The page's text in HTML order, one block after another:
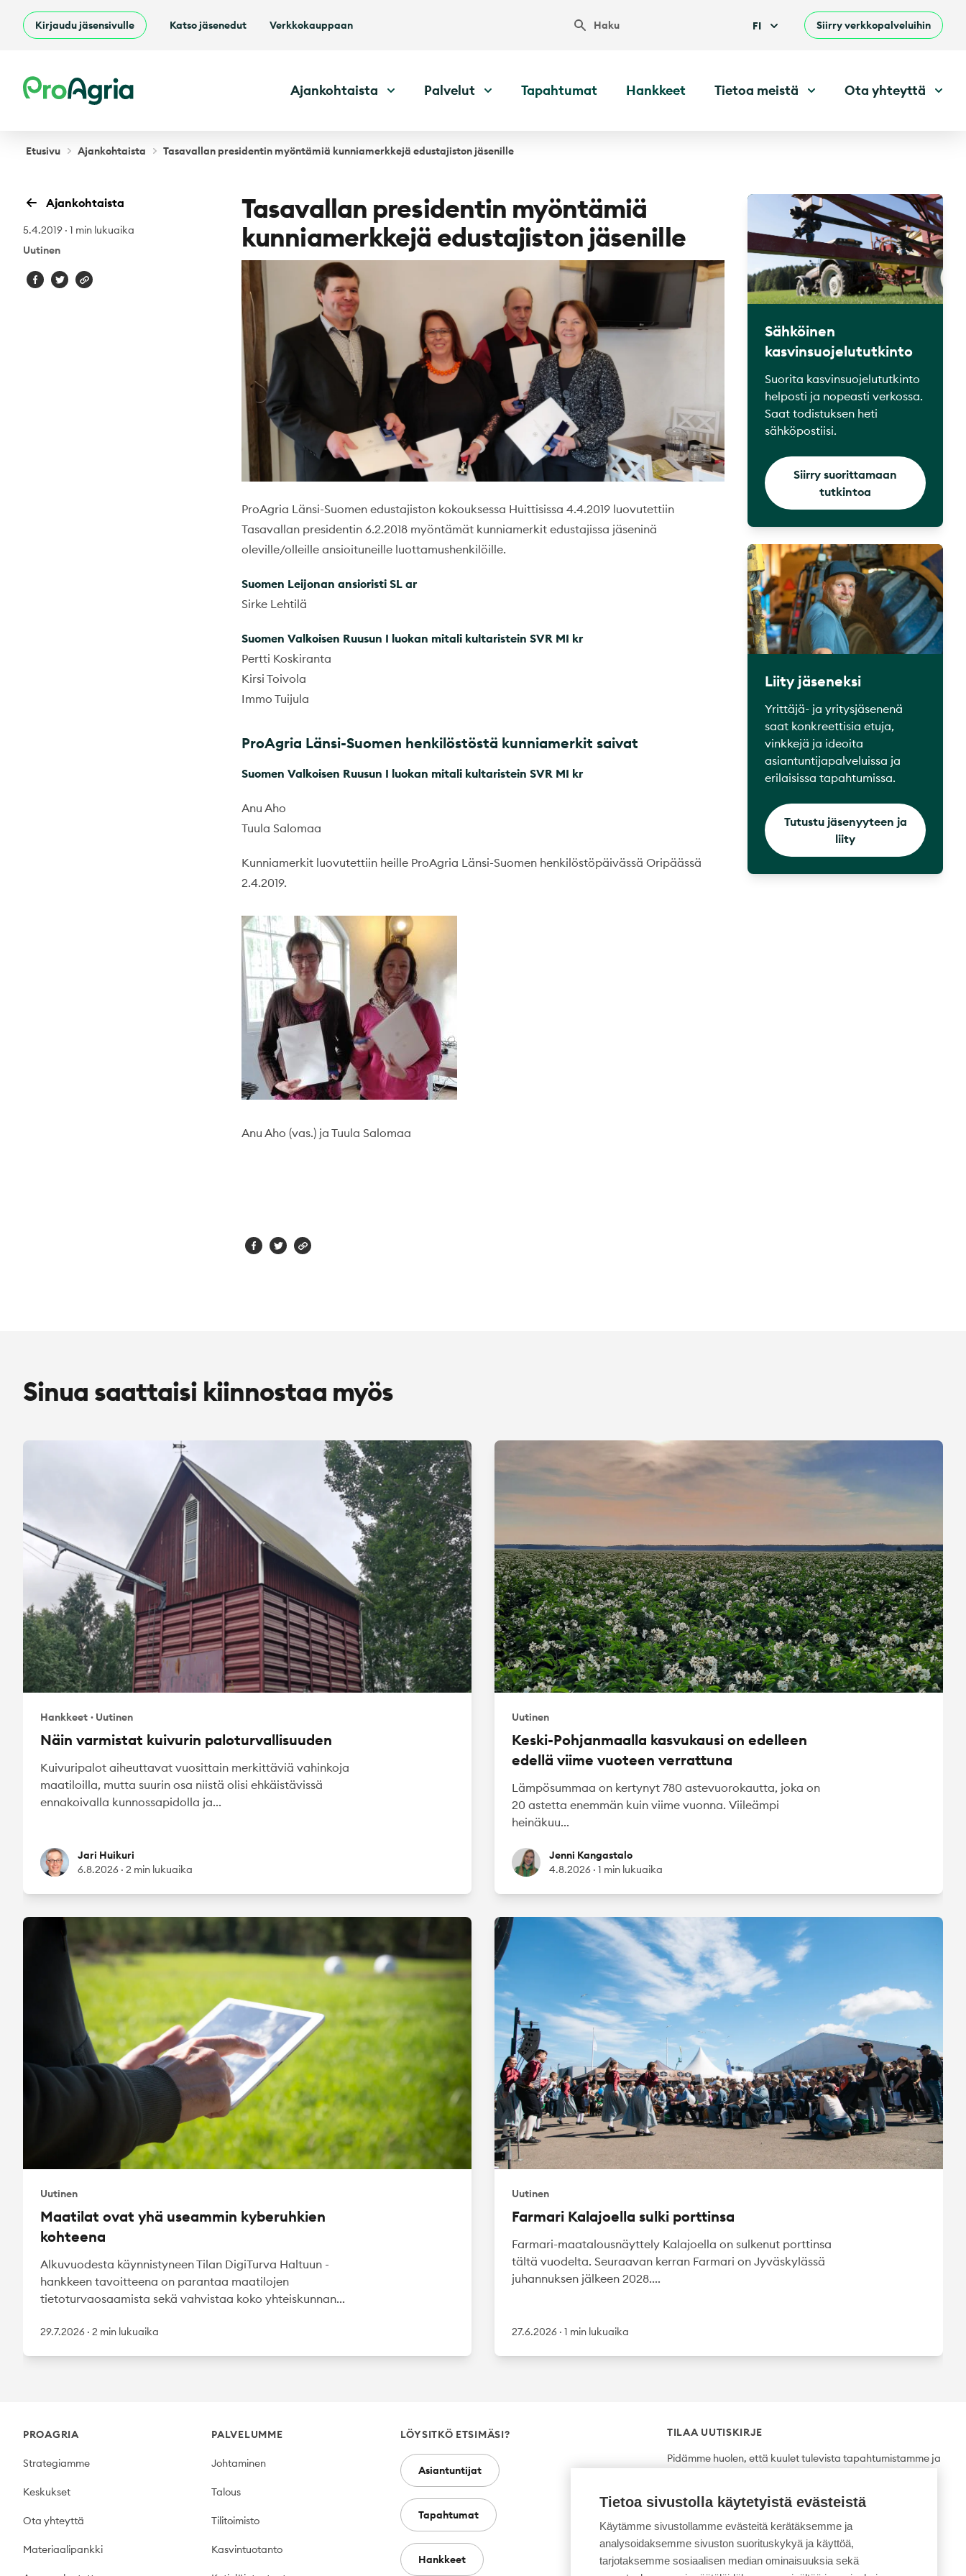
Kirjaudu jäsensivulle Katso jäsenedut Verkkokauppaan Haku FI Siirry verkkopalveluihin
ProAgria Ajankohtaista Palvelut Tapahtumat Hankkeet Tietoa meistä Ota yhteyttä
Etusivu Ajankohtaista Tasavallan presidentin myöntämiä kunniamerkkejä edustajiston jäsenille
Ajankohtaista
5.4.2019 · 1 min lukuaika
Uutinen
Tasavallan presidentin myöntämiä
kunniamerkkejä edustajiston jäsenille
ProAgria Länsi-Suomen edustajiston kokouksessa Huittisissa 4.4.2019 luovutettiin
Tasavallan presidentin 6.2.2018 myöntämät kunniamerkit edustajissa jäseninä
oleville/olleille ansioituneille luottamushenkilöille.
Suomen Leijonan ansioristi SL ar
Sirke Lehtilä
Suomen Valkoisen Ruusun I luokan mitali kultaristein SVR MI kr
Pertti Koskiranta
Kirsi Toivola
Immo Tuijula
ProAgria Länsi-Suomen henkilöstöstä kunniamerkit saivat
Suomen Valkoisen Ruusun I luokan mitali kultaristein SVR MI kr
Anu Aho
Tuula Salomaa
Kunniamerkit luovutettiin heille ProAgria Länsi-Suomen henkilöstöpäivässä Oripäässä
2.4.2019.
Anu Aho (vas.) ja Tuula Salomaa
Sähköinen
kasvinsuojelututkinto
Suorita kasvinsuojelututkinto
helposti ja nopeasti verkossa.
Saat todistuksen heti
sähköpostiisi.
Siirry suorittamaan
tutkintoa
Liity jäseneksi
Yrittäjä- ja yritysjäsenenä
saat konkreettisia etuja,
vinkkejä ja ideoita
asiantuntijapalveluissa ja
erilaisissa tapahtumissa.
Tutustu jäsenyyteen ja
liity
Sinua saattaisi kiinnostaa myös
Hankkeet · Uutinen
Näin varmistat kuivurin paloturvallisuuden
Kuivuripalot aiheuttavat vuosittain merkittäviä vahinkoja
maatiloilla, mutta suurin osa niistä olisi ehkäistävissä
ennakoivalla kunnossapidolla ja...
Jari HuikuriJari Huikuri
6.8.2026 · 2 min lukuaika
Uutinen
Keski-Pohjanmaalla kasvukausi on edelleen
edellä viime vuoteen verrattuna
Lämpösummaa on kertynyt 780 astevuorokautta, joka on
20 astetta enemmän kuin viime vuonna. Viileämpi
heinäkuu...
Jenni Kangastalo
Jenni Kangastalo
4.8.2026 · 1 min lukuaika
Uutinen
Maatilat ovat yhä useammin kyberuhkien
kohteena
Alkuvuodesta käynnistyneen Tilan DigiTurva Haltuun -
hankkeen tavoitteena on parantaa maatilojen
tietoturvaosaamista sekä vahvistaa koko yhteiskunnan...
29.7.2026 · 2 min lukuaika
Uutinen
Farmari Kalajoella sulki porttinsa
Farmari-maatalousnäyttely Kalajoella on sulkenut porttinsa
tältä vuodelta. Seuraavan kerran Farmari on Jyväskylässä
juhannuksen jälkeen 2028....
27.6.2026 · 1 min lukuaika
PROAGRIA
Strategiamme
Keskukset
Ota yhteyttä
Materiaalipankki
PALVELUMME
Johtaminen
Talous
Tilitoimisto
Kasvintuotanto
LÖYSITKÖ ETSIMÄSI?
Asiantuntijat
Tapahtumat
Hankkeet
TILAA UUTISKIRJE
Pidämme huolen, että kuulet tulevista tapahtumistamme ja
uutuuksista ensimmäisten joukossa.
Tilaa
Tietoa sivustolla käytetyistä evästeistä
Käytämme sivustollamme evästeitä kerätäksemme ja
analysoidaksemme sivuston suorituskykyä ja käyttöä,
tarjotaksemme sosiaalisen median ominaisuuksia sekä